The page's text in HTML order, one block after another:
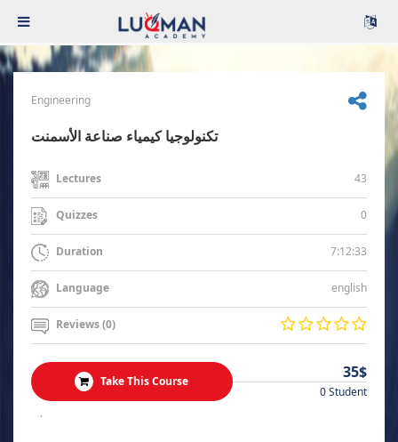
Engineering
تكنولوجيا كيمياء صناعة الأسمنت
Lectures 43
Quizzes 0
Duration 7:12:33
Language english
Reviews (0)
Take This Course 35$
0 Student
.